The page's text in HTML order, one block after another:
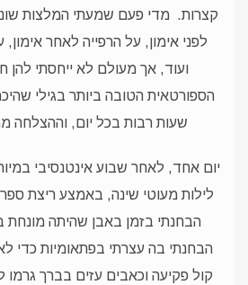
קצרות. מדי פעם שמעתי המלצות
לפני אימון, על הרפייה לאחר אימון,
ועוד, אך מעולם לא ייחסתי להן
הספורטאית הטובה ביותר בגילי
שעות רבות בכל יום, וההצלחה
יום אחד, לאחר שבוע אינטנסיבי
לילות מעוטי שינה, באמצע ריצת
הבחנתי בזמן באבן שהיתה מונחת
הבחנתי בה עצרתי בפתאומיות כדי
קול פקיעה וכאבים עזים בברך גרמו